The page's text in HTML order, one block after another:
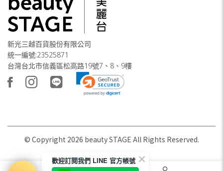
新光三越百貨股份有限公司
統一編號:23525871
台灣台北市信義區松高路19號7、8、9樓
© Copyright 2026 beauty STAGE All Rights Reserved.
歡迎訂閱我們 LINE 官方帳號